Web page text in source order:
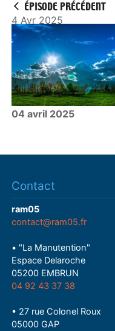
y
ÉPISODE PRÉCÉDENT
4 Avr 2025
04 avril 2025
Contact
ram05
contact@ram05.fr
• "La Manutention"
Espace Delaroche
05200 EMBRUN
04 92 43 37 38
• 27 rue Colonel Roux
05000 GAP